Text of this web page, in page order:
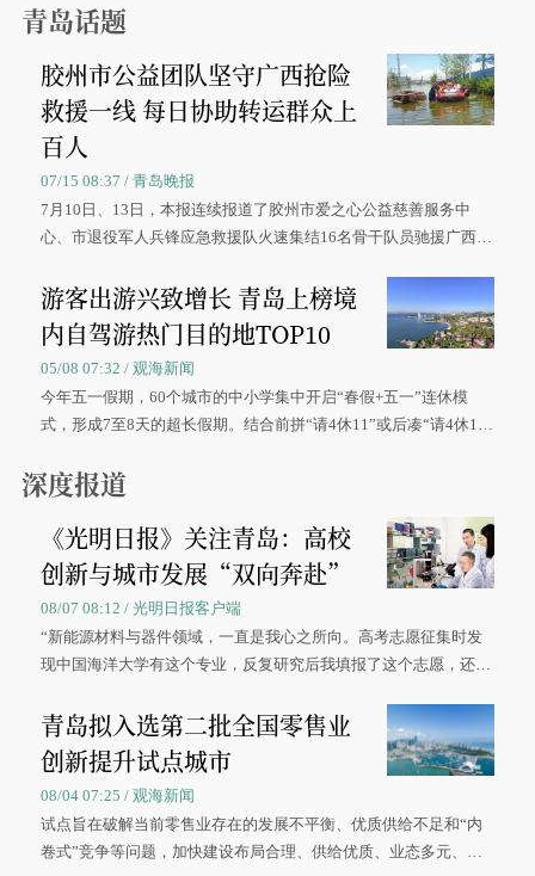
青岛话题
胶州市公益团队坚守广西抢险
救援一线 每日协助转运群众上
百人
07/15 08:37 / 青岛晚报
7月10日、13日，本报连续报道了胶州市爱之心公益慈善服务中
心、市退役军人兵锋应急救援队火速集结16名骨干队员驰援广西灾
游客出游兴致增长 青岛上榜境
内自驾游热门目的地TOP10
05/08 07:32 / 观海新闻
今年五一假期，60个城市的中小学集中开启“春假+五一”连休模
式，形成7至8天的超长假期。结合前拼“请4休11”或后凑“请4休1
深度报道
《光明日报》关注青岛：高校
创新与城市发展“双向奔赴”
08/07 08:12 / 光明日报客户端
“新能源材料与器件领域，一直是我心之所向。高考志愿征集时发
现中国海洋大学有这个专业，反复研究后我填报了这个志愿，还真
大学材料科学与工程学院材料类专业的录取通知书。
青岛拟入选第二批全国零售业
创新提升试点城市
08/04 07:25 / 观海新闻
试点旨在破解当前零售业存在的发展不平衡、优质供给不足和“内
卷式”竞争等问题，加快建设布局合理、供给优质、业态多元、智